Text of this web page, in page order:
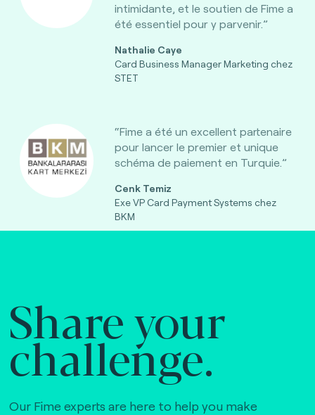
intimidante, et le soutien de Fime a
été essentiel pour y parvenir.”
Nathalie Caye
Card Business Manager Marketing chez
STET
“Fime a été un excellent partenaire
pour lancer le premier et unique
schéma de paiement en Turquie.”
Cenk Temiz
Exe VP Card Payment Systems chez
BKM
Share your
challenge.
Our Fime experts are here to help you make